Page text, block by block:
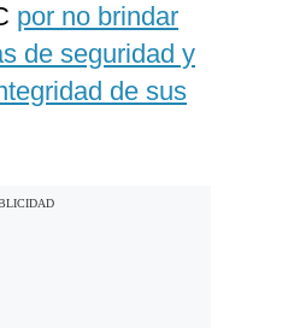
por no brindar
de seguridad y
de sus